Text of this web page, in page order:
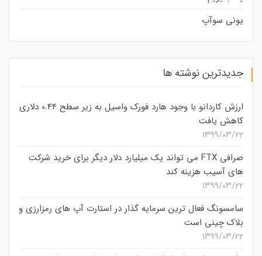
یونی سوآپ
جدیدترین نوشته ها
ارزش کاردانو با وجود هارد فورک واسیل به زیر سطح 0.44 دلاری
کاهش یافت
۱۳۹۹/۰۳/۲۲
صرافی FTX می تواند یک میلیارد دلار دیگر برای خرید شرکت
های آسیب هزینه کند
۱۳۹۹/۰۳/۲۲
سامسونگ فعال‌ ترین سرمایه‌ گذار در استارت‌ آپ‌ های رمزارزی و
بلاک چینی است
۱۳۹۹/۰۳/۲۲